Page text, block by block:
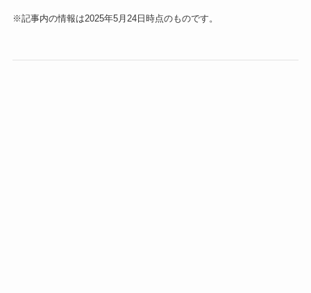
※記事内の情報は2025年5月24日時点のものです。